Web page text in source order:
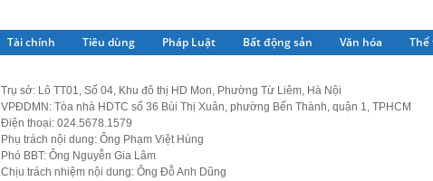
Tài chính Tiêu dùng Pháp Luật Bất động sản Văn hóa Thể
Trụ sở: Lô TT01, Số 04, Khu đô thị HD Mon, Phường Từ Liêm, Hà Nội
VPĐDMN: Tòa nhà HDTC số 36 Bùi Thị Xuân, phường Bến Thành, quận 1, TPHCM
Điện thoại: 024.5678.1579
Phụ trách nội dung: Ông Phạm Việt Hùng
Phó BBT: Ông Nguyễn Gia Lâm
Chịu trách nhiệm nội dung: Ông Đỗ Anh Dũng